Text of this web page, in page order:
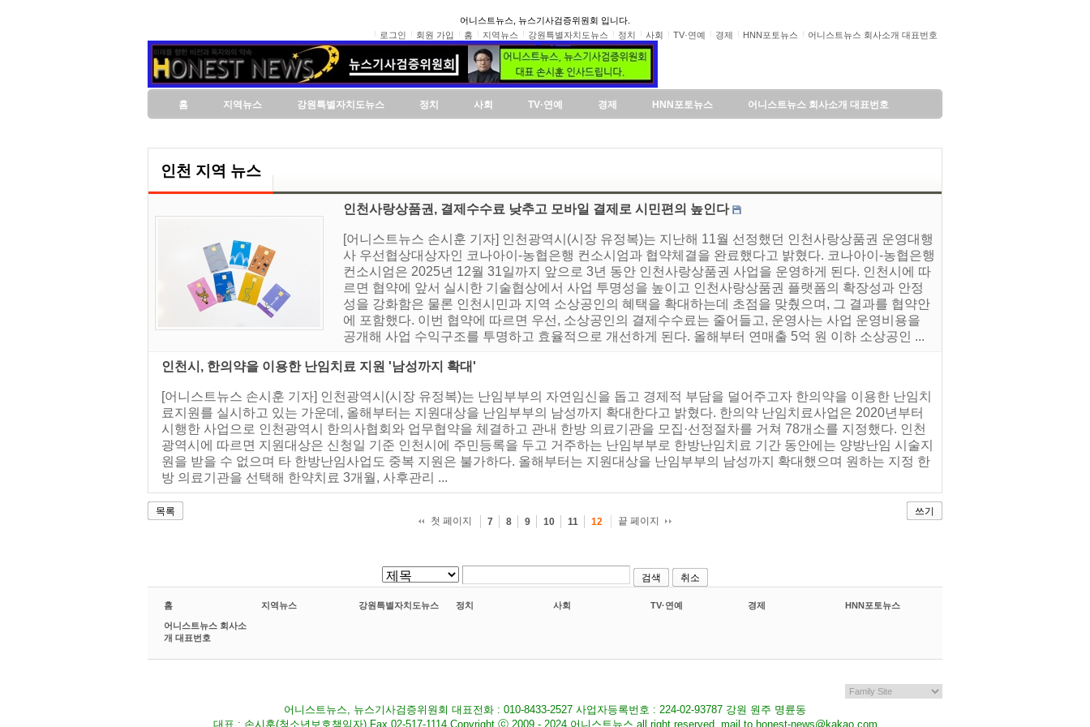
어니스트뉴스, 뉴스기사검증위원회 입니다.
로그인
회원 가입 홈 지역뉴스 강원특별자치도뉴스 정치 사회 TV·연예 경제 HNN포토뉴스 어니스트뉴스 회사소개 대표번호
홈 지역뉴스 강원특별자치도뉴스 정치 사회 TV·연예 경제 HNN포토뉴스 어니스트뉴스 회사소개 대표번호
인천 지역 뉴스
인천사랑상품권, 결제수수료 낮추고 모바일 결제로 시민편의 높인다
[어니스트뉴스 손시훈 기자] 인천광역시(시장 유정복)는 지난해 11월 선정했던 인천사랑상품권 운영대행
사 우선협상대상자인 코나아이-농협은행 컨소시엄과 협약체결을 완료했다고 밝혔다. 코나아이-농협은행
컨소시엄은 2025년 12월 31일까지 앞으로 3년 동안 인천사랑상품권 사업을 운영하게 된다. 인천시에 따
르면 협약에 앞서 실시한 기술협상에서 사업 투명성을 높이고 인천사랑상품권 플랫폼의 확장성과 안정
성을 강화함은 물론 인천시민과 지역 소상공인의 혜택을 확대하는데 초점을 맞췄으며, 그 결과를 협약안
에 포함했다. 이번 협약에 따르면 우선, 소상공인의 결제수수료는 줄어들고, 운영사는 사업 운영비용을
공개해 사업 수익구조를 투명하고 효율적으로 개선하게 된다. 올해부터 연매출 5억 원 이하 소상공인 ...
인천시, 한의약을 이용한 난임치료 지원 '남성까지 확대'
[어니스트뉴스 손시훈 기자] 인천광역시(시장 유정복)는 난임부부의 자연임신을 돕고 경제적 부담을 덜어주고자 한의약을 이용한 난임치
료지원를 실시하고 있는 가운데, 올해부터는 지원대상을 난임부부의 남성까지 확대한다고 밝혔다. 한의약 난임치료사업은 2020년부터
시행한 사업으로 인천광역시 한의사협회와 업무협약을 체결하고 관내 한방 의료기관을 모집·선정절차를 거쳐 78개소를 지정했다. 인천
광역시에 따르면 지원대상은 신청일 기준 인천시에 주민등록을 두고 거주하는 난임부부로 한방난임치료 기간 동안에는 양방난임 시술지
원을 받을 수 없으며 타 한방난임사업도 중복 지원은 불가하다. 올해부터는 지원대상을 난임부부의 남성까지 확대했으며 원하는 지정 한
방 의료기관을 선택해 한약치료 3개월, 사후관리 ...
목록
쓰기
첫 페이지
7 8 9 10 11 12 끝 페이지
검색 취소
홈 지역뉴스 강원특별자치도뉴스 정치 사회 TV·연예 경제 HNN포토뉴스
어니스트뉴스 회사소
개 대표번호
어니스트뉴스, 뉴스기사검증위원회 대표전화 : 010-8433-2527 사업자등록번호 : 224-02-93787 강원 원주 명륜동
대표 : 손시훈(청소년보호책임자) Fax 02-517-1114 Copyright ⓒ 2009 - 2024 어니스트뉴스 all right reserved. mail to honest-news@kakao.com